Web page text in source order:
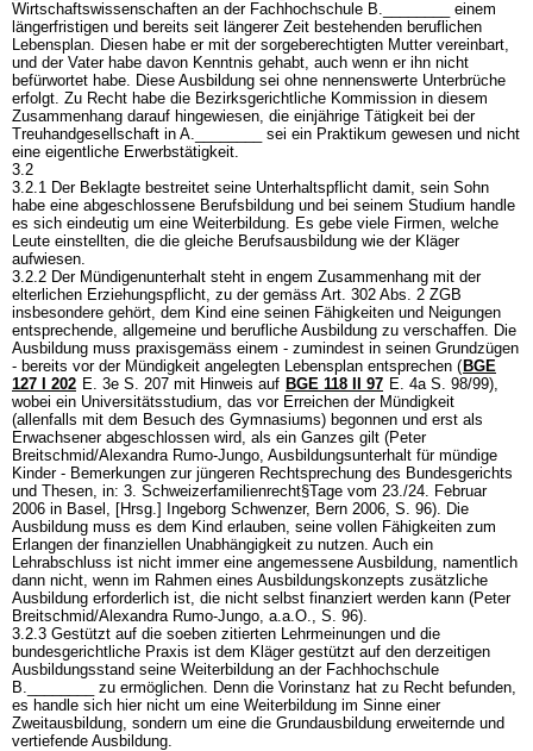
Wirtschaftswissenschaften an der Fachhochschule B.________ einem
längerfristigen und bereits seit längerer Zeit bestehenden beruflichen
Lebensplan. Diesen habe er mit der sorgeberechtigten Mutter vereinbart,
und der Vater habe davon Kenntnis gehabt, auch wenn er ihn nicht
befürwortet habe. Diese Ausbildung sei ohne nennenswerte Unterbrüche
erfolgt. Zu Recht habe die Bezirksgerichtliche Kommission in diesem
Zusammenhang darauf hingewiesen, die einjährige Tätigkeit bei der
Treuhandgesellschaft in A.________ sei ein Praktikum gewesen und nicht
eine eigentliche Erwerbstätigkeit.
3.2
3.2.1 Der Beklagte bestreitet seine Unterhaltspflicht damit, sein Sohn
habe eine abgeschlossene Berufsbildung und bei seinem Studium handle
es sich eindeutig um eine Weiterbildung. Es gebe viele Firmen, welche
Leute einstellten, die die gleiche Berufsausbildung wie der Kläger
aufwiesen.
3.2.2 Der Mündigenunterhalt steht in engem Zusammenhang mit der
elterlichen Erziehungspflicht, zu der gemäss Art. 302 Abs. 2 ZGB
insbesondere gehört, dem Kind eine seinen Fähigkeiten und Neigungen
entsprechende, allgemeine und berufliche Ausbildung zu verschaffen. Die
Ausbildung muss praxisgemäss einem - zumindest in seinen Grundzügen
- bereits vor der Mündigkeit angelegten Lebensplan entsprechen ( BGE
127 I 202 E. 3e S. 207 mit Hinweis auf BGE 118 II 97 E. 4a S. 98/99),
wobei ein Universitätsstudium, das vor Erreichen der Mündigkeit
(allenfalls mit dem Besuch des Gymnasiums) begonnen und erst als
Erwachsener abgeschlossen wird, als ein Ganzes gilt (Peter
Breitschmid/Alexandra Rumo-Jungo, Ausbildungsunterhalt für mündige
Kinder - Bemerkungen zur jüngeren Rechtsprechung des Bundesgerichts
und Thesen, in: 3. Schweizerfamilienrecht§Tage vom 23./24. Februar
2006 in Basel, [Hrsg.] Ingeborg Schwenzer, Bern 2006, S. 96). Die
Ausbildung muss es dem Kind erlauben, seine vollen Fähigkeiten zum
Erlangen der finanziellen Unabhängigkeit zu nutzen. Auch ein
Lehrabschluss ist nicht immer eine angemessene Ausbildung, namentlich
dann nicht, wenn im Rahmen eines Ausbildungskonzepts zusätzliche
Ausbildung erforderlich ist, die nicht selbst finanziert werden kann (Peter
Breitschmid/Alexandra Rumo-Jungo, a.a.O., S. 96).
3.2.3 Gestützt auf die soeben zitierten Lehrmeinungen und die
bundesgerichtliche Praxis ist dem Kläger gestützt auf den derzeitigen
Ausbildungsstand seine Weiterbildung an der Fachhochschule
B.________ zu ermöglichen. Denn die Vorinstanz hat zu Recht befunden,
es handle sich hier nicht um eine Weiterbildung im Sinne einer
Zweitausbildung, sondern um eine die Grundausbildung erweiternde und
vertiefende Ausbildung.